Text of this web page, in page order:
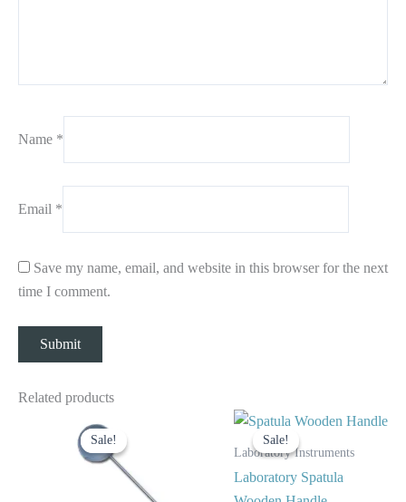
Name *
Email *
Save my name, email, and website in this browser for the next
time I comment.
Related products
Sale!
Sale!
price
was:
$ 10.
price
$ 5.
Sale!
Sale!
Laboratory Instruments
Laboratory Spatula
Original
price
was:
Current
price